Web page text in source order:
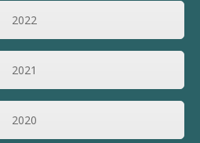
2022
2021
2020